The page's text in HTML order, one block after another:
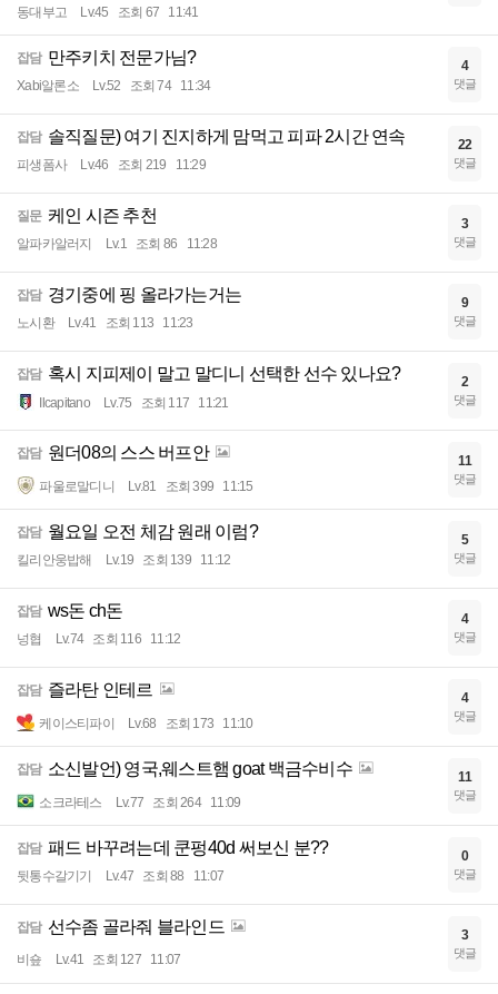
동대부고 Lv.45 조회 67 11:41
잡담 만주키치 전문가님?
Xabi알론소 Lv.52 조회 74 11:34
4
댓글
잡담 솔직질문) 여기 진지하게 맘먹고 피파 2시간 연속
피생폼사 Lv.46 조회 219 11:29
22
댓글
질문 케인 시즌 추천
알파카알러지 Lv.1 조회 86 11:28
3
댓글
잡담 경기중에 핑 올라가는거는
노시환 Lv.41 조회 113 11:23
9
댓글
잡담 혹시 지피제이 말고 말디니 선택한 선수 있나요?
Ilcapitano Lv.75 조회 117 11:21
2
댓글
잡담 원더08의 스스 버프안
파울로말디니 Lv.81 조회 399 11:15
11
댓글
잡담 월요일 오전 체감 원래 이럼?
킬리안웅밥해 Lv.19 조회 139 11:12
5
댓글
잡담 ws돈 ch돈
넝협 Lv.74 조회 116 11:12
4
댓글
잡담 즐라탄 인테르
케이스티파이 Lv.68 조회 173 11:10
4
댓글
잡담 소신발언) 영국,웨스트햄 goat 백금수비수
소크라테스 Lv.77 조회 264 11:09
11
댓글
잡담 패드 바꾸려는데 쿤펑40d 써보신 분??
뒷통수갈기기 Lv.47 조회 88 11:07
0
댓글
잡담 선수좀 골라줘 블라인드
비숖 Lv.41 조회 127 11:07
3
댓글